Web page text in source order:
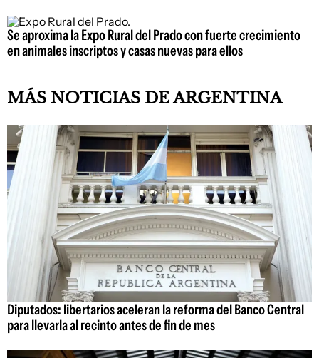
Se aproxima la Expo Rural del Prado con fuerte crecimiento
en animales inscriptos y casas nuevas para ellos
MÁS NOTICIAS DE ARGENTINA
Diputados: libertarios aceleran la reforma del Banco Central
para llevarla al recinto antes de fin de mes